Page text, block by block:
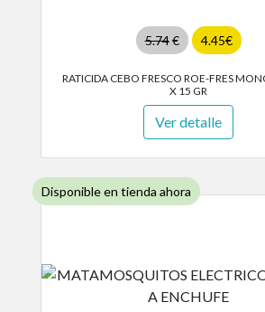
5.74€ 4.45€
RATICIDA CEBO FRESCO ROE-FRES
X 15 GR
Ver detalle
Disponible en tienda ahora